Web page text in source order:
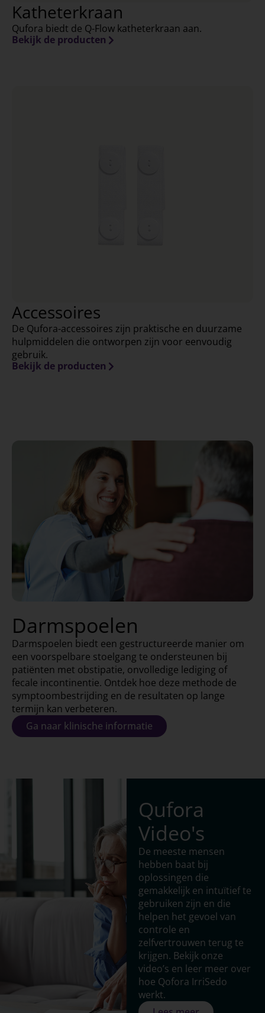
Katheterkraan
Qufora biedt de Q-Flow katheterkraan aan.
Bekijk de producten
Accessoires
De Qufora-accessoires zijn praktische en duurzame
hulpmiddelen die ontworpen zijn voor eenvoudig
gebruik.
Bekijk de producten
Darmspoelen
Darmspoelen biedt een gestructureerde manier om
een voorspelbare stoelgang te ondersteunen bij
patiënten met obstipatie, onvolledige lediging of
fecale incontinentie. Ontdek hoe deze methode de
symptoombestrijding en de resultaten op lange
termijn kan verbeteren.
Ga naar klinische informatie
Qufora
Video's
De meeste mensen
hebben baat bij
oplossingen die
gemakkelijk en intuïtief te
gebruiken zijn en die
helpen het gevoel van
controle en
zelfvertrouwen terug te
krijgen. Bekijk onze
video’s en leer meer over
hoe Qofora IrriSedo
werkt.